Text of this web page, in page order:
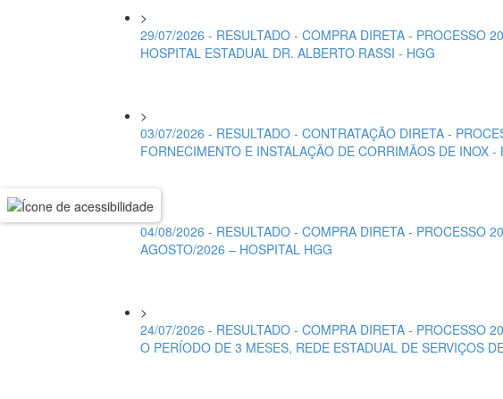
>
29/07/2026 - RESULTADO - COMPRA DIRETA - PROCESSO
HOSPITAL ESTADUAL DR. ALBERTO RASSI - HGG
>
03/07/2026 - RESULTADO - CONTRATAÇÃO DIRETA -
FORNECIMENTO E INSTALAÇÃO DE CORRIMÃOS DE INOX -
>
04/08/2026 - RESULTADO - COMPRA DIRETA - PROCESSO
AGOSTO/2026 – HOSPITAL HGG
>
24/07/2026 - RESULTADO - COMPRA DIRETA - PROCESSO
O PERÍODO DE 3 MESES, REDE ESTADUAL DE SERVIÇOS